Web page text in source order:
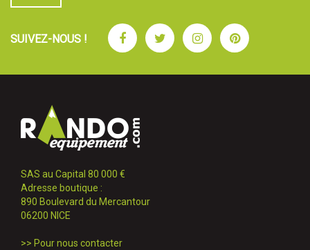
SUIVEZ-NOUS ! FacebookTwitterInstagramPinterest
SAS au Capital 80 000 €
Adresse boutique :
890 Boulevard du Mercantour
06200 NICE
>> Pour nous contacter